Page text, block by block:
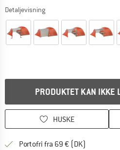
Detaljevisning
PRODUKTET KAN IKKE
HUSKE
Portofri fra 69 € (DK)